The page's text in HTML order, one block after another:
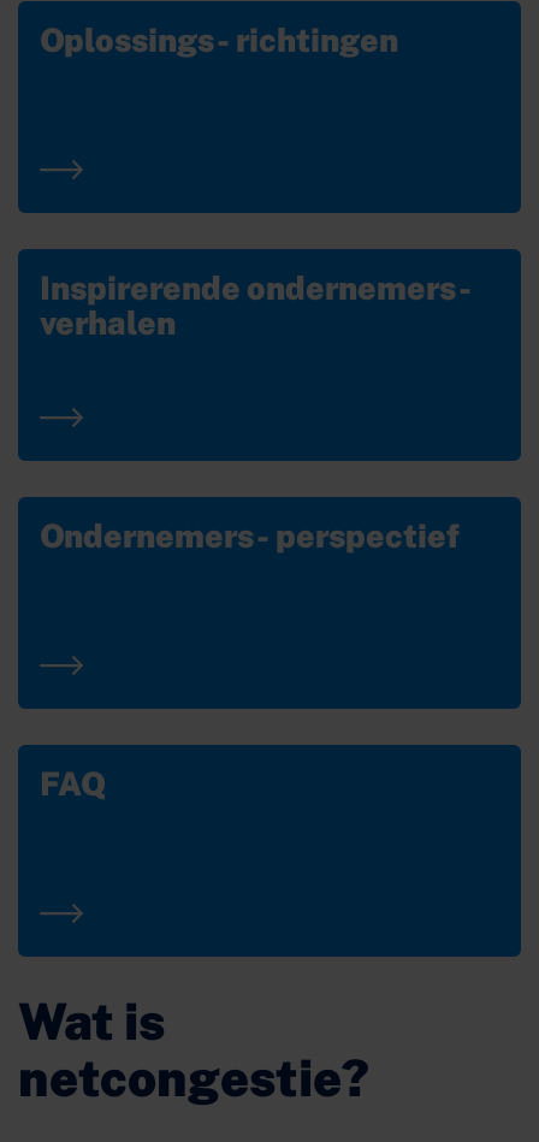
Oplossings- richtingen
Inspirerende ondernemers-
verhalen
Ondernemers- perspectief
FAQ
Wat is
netcongestie?